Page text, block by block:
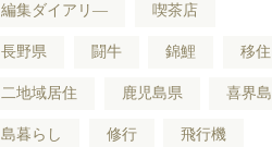
編集ダイアリ― 喫茶店
長野県 闘牛 錦鯉 移住
二地域居住 鹿児島県 喜界島
島暮らし 修行 飛行機